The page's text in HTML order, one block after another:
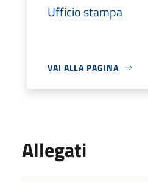
Ufficio stampa
VAI ALLA PAGINA
Allegati